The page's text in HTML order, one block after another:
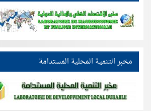
مخبر التنمية المحلية المستدامة